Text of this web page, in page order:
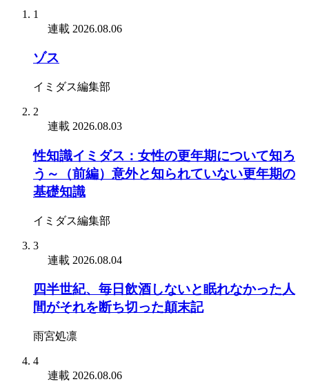
1
連載 2026.08.06
ゾス
イミダス編集部
2
連載 2026.08.03
性知識イミダス：女性の更年期について知ろ
う～（前編）意外と知られていない更年期の
基礎知識
イミダス編集部
3
連載 2026.08.04
四半世紀、毎日飲酒しないと眠れなかった人
間がそれを断ち切った顛末記
雨宮処凛
4
連載 2026.08.06